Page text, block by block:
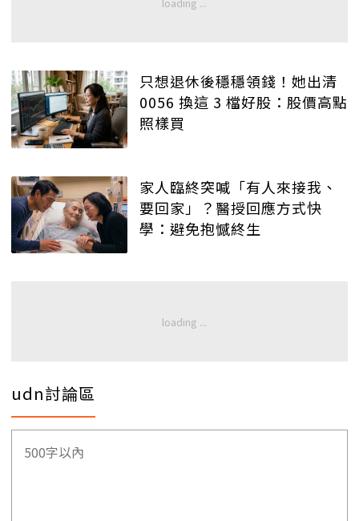
只想退休後穩穩領錢！她出清
0056 換這 3 檔好股：股價高點
照樣買
家人臨終突喊「有人來接我、
要回家」？醫授回應方式快
學：避免抱憾終生
udn討論區